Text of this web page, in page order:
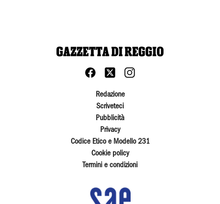
Redazione
Scriveteci
Pubblicità
Privacy
Codice Etico e Modello 231
Cookie policy
Termini e condizioni